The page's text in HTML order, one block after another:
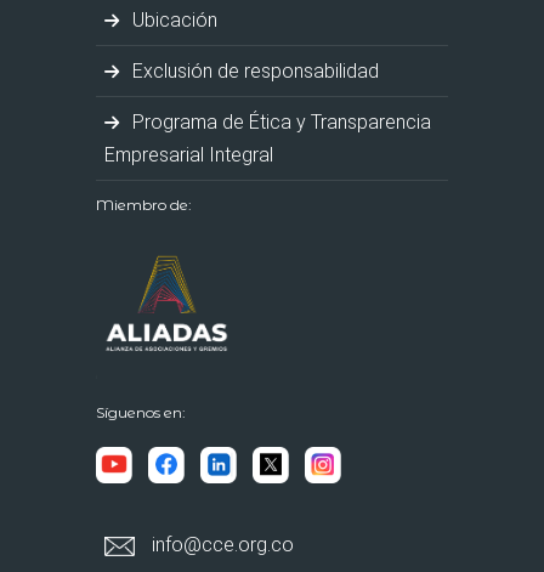
Ubicación
Exclusión de responsabilidad
Programa de Ética y Transparencia
Empresarial Integral
Miembro de:
Síguenos en:
info@cce.org.co